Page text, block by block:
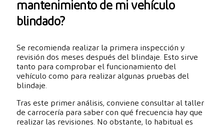
mantenimiento de mi vehículo
blindado?
Se recomienda realizar la primera inspección y
revisión dos meses después del blindaje. Esto sirve
tanto para comprobar el funcionamiento del
vehículo como para realizar algunas pruebas del
blindaje.
Tras este primer análisis, conviene consultar al taller
de carrocería para saber con qué frecuencia hay que
realizar las revisiones. No obstante, lo habitual es